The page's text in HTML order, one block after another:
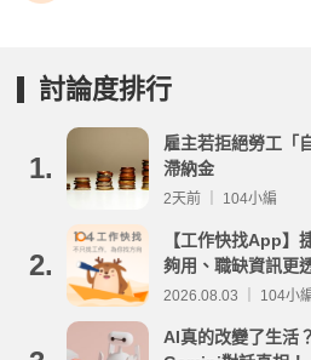
討論度排行
1.
雇主若拒絕勞工「
滯納金
2天前 ｜ 104小編
2.
【工作快找App】
夠用、職缺資訊更
2026.08.03 ｜ 104小
AI真的改變了生活